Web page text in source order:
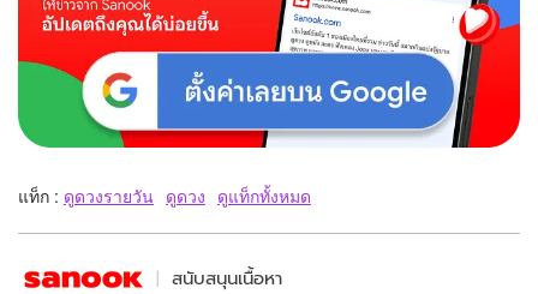
แท็ก : ดูดวงรายวัน ดูดวง ดูแท็กทั้งหมด
สนับสนุนเนื้อหา